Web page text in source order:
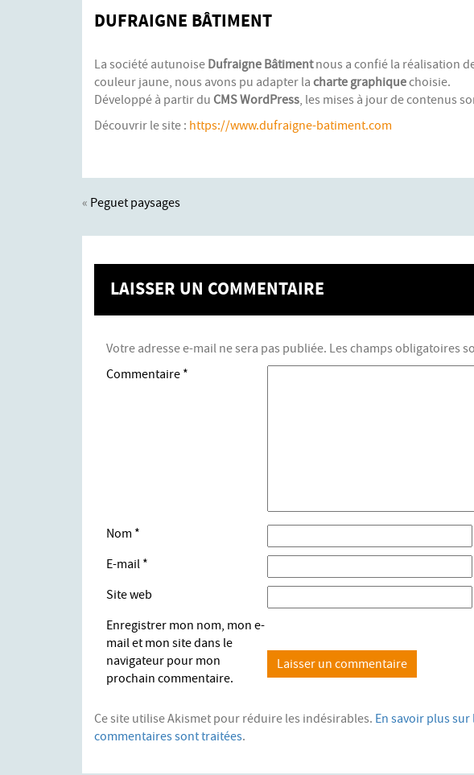
DUFRAIGNE BÂTIMENT
La société autunoise Dufraigne Bâtimentnous a confié la réalisation
couleur jaune, nous avons pu adapter la charte graphiquechoisie.
Développé à partir du CMS WordPress, les mises à jour de contenus
Découvrir le site : https://www.dufraigne-batiment.com
« Peguet paysages
LAISSER UN COMMENTAIRE
Votre adresse e-mail ne sera pas publiée. Les champs obligatoires
Commentaire *
Nom *
E-mail *
Site web
Enregistrer mon nom, mon e-
mail et mon site dans le
navigateur pour mon
prochain commentaire.
Ce site utilise Akismet pour réduire les indésirables. En savoir plus
commentaires sont traitées.